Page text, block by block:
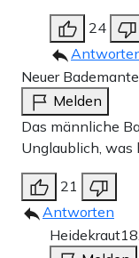
24
Neuer
Melden
Das männliche
Unglaublich, was
21
Antworten
Heidekraut